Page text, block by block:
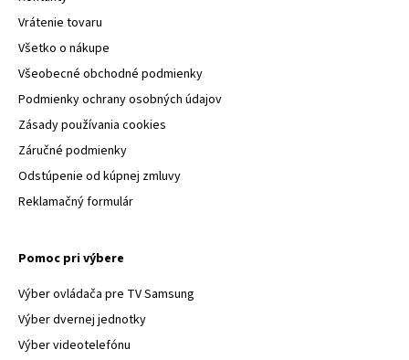
Vrátenie tovaru
Všetko o nákupe
Všeobecné obchodné podmienky
Podmienky ochrany osobných údajov
Zásady používania cookies
Záručné podmienky
Odstúpenie od kúpnej zmluvy
Reklamačný formulár
Pomoc pri výbere
Výber ovládača pre TV Samsung
Výber dvernej jednotky
Výber videotelefónu